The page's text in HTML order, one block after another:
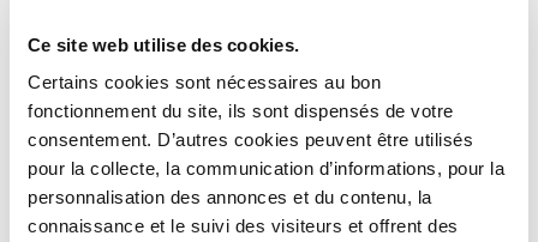
Ce site web utilise des cookies.
Certains cookies sont nécessaires au bon
fonctionnement du site, ils sont dispensés de votre
consentement. D’autres cookies peuvent être utilisés
pour la collecte, la communication d’informations, pour la
personnalisation des annonces et du contenu, la
connaissance et le suivi des visiteurs et offrent des
Choix de la déclaration des
revenusau forfait (micro-bic) ou
au réel